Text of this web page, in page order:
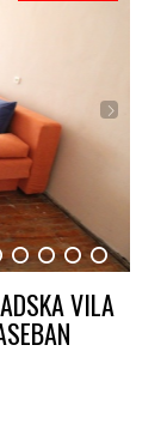
14 15 16 17
VILA